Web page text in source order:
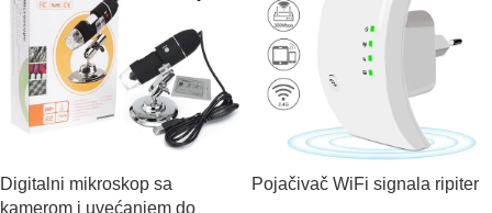
Digitalni mikroskop sa
kamerom i uvećanjem do
Pojačivač WiFi signala ripiter